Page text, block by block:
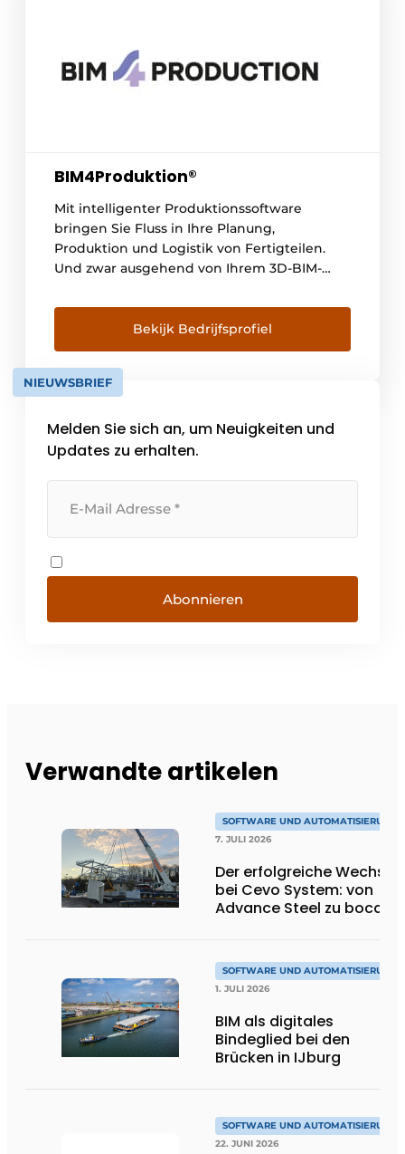
BIM4Produktion®
Mit intelligenter Produktionssoftware
bringen Sie Fluss in Ihre Planung,
Produktion und Logistik von Fertigteilen.
Und zwar ausgehend von Ihrem 3D-BIM-
die Lücke zwischen 3D-BIM-Engineering und
automatisierter Fertigteilproduktion. Unser
ehrgeiziger Traum ist daher: ein
vollautomatischer, großtechnischer
Produktionsprozess in jedem Werk der Welt.
Bekijk Bedrijfsprofiel
NIEUWSBRIEF
Melden Sie sich an, um Neuigkeiten und
Updates zu erhalten.
Abonnieren
Verwandte artikelen
SOFTWARE UND AUTOMATISIERUNG
7. JULI 2026
Der erfolgreiche Wechsel
bei Cevo System: von
Advance Steel zu bocad
SOFTWARE UND AUTOMATISIERUNG
1. JULI 2026
BIM als digitales
Bindeglied bei den
Brücken in IJburg
SOFTWARE UND AUTOMATISIERUNG
22. JUNI 2026